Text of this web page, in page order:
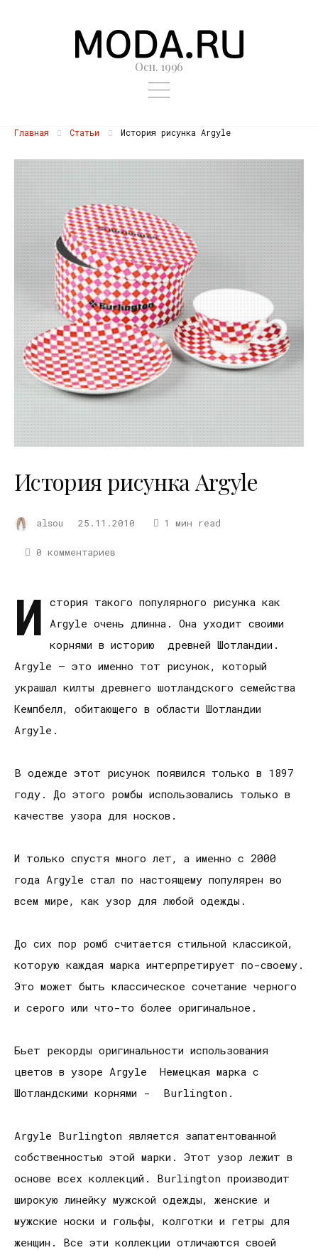
Осн. 1996
Главная Статьи История рисунка Argyle
История рисунка Argyle
alsou 25.11.2010 1 мин read
0 комментариев
И стория такого популярного рисунка как
Argyle очень длинна. Она уходит своими
корнями в историю древней Шотландии.
Argyle – это именно тот рисунок, который
украшал килты древнего шотландского семейства
Кемпбелл, обитающего в области Шотландии
Argyle.
В одежде этот рисунок появился только в 1897
году. До этого ромбы использовались только в
качестве узора для носков.
И только спустя много лет, а именно с 2000
года Argyle стал по настоящему популярен во
всем мире, как узор для любой одежды.
До сих пор ромб считается стильной классикой,
которую каждая марка интерпретирует по-своему.
Это может быть классическое сочетание черного
и серого или что-то более оригинальное.
Бьет рекорды оригинальности использования
цветов в узоре Argyle Немецкая марка с
Шотландскими корнями - Burlington.
Argyle Burlington является запатентованной
собственностью этой марки. Этот узор лежит в
основе всех коллекций. Burlington производит
широкую линейку мужской одежды, женские и
мужские носки и гольфы, колготки и гетры для
женщин. Все эти коллекции отличаются своей